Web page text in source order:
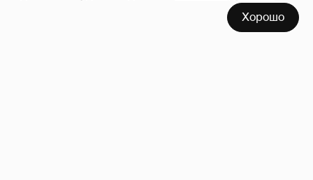
Хорошо